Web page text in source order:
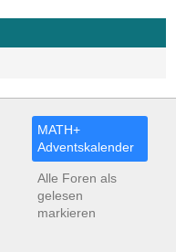
MATH+
Adventskalender
Alle Foren als
gelesen
markieren